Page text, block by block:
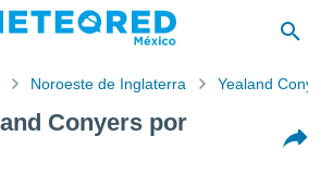
Noroeste de Inglaterra Yealand
Conyers por